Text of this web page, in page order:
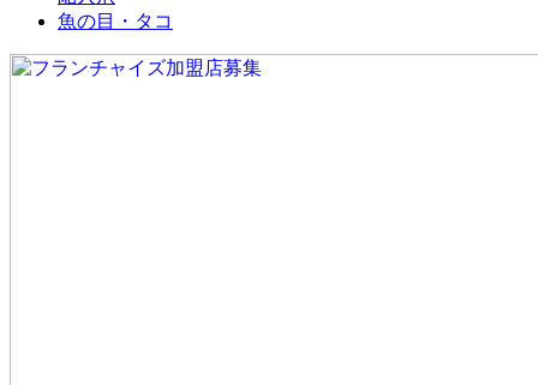
魚の目・タコ